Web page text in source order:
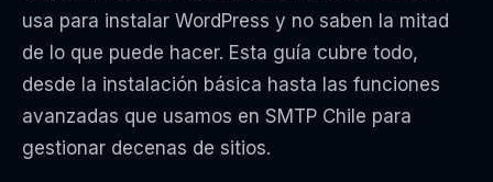
usa para instalar WordPress y no saben la mitad
de lo que puede hacer. Esta guía cubre todo,
desde la instalación básica hasta las funciones
avanzadas que usamos en SMTP Chile para
gestionar decenas de sitios.